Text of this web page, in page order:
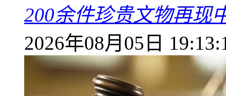
200余件珍贵文物再现
2026年08月05日